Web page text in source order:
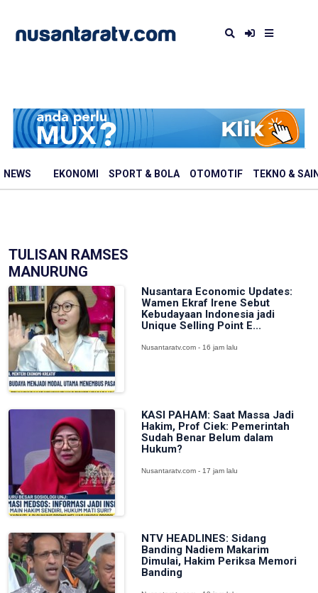
NEWS EKONOMI SPORT & BOLA OTOMOTIF TEKNO &
TULISAN RAMSES
MANURUNG
Nusantara Economic Updates:
Wamen Ekraf Irene Sebut
Kebudayaan Indonesia jadi
Unique Selling Point E...
Nusantaratv.com - 16 jam lalu
KASI PAHAM: Saat Massa Jadi
Hakim, Prof Ciek: Pemerintah
Sudah Benar Belum dalam
Hukum?
Nusantaratv.com - 17 jam lalu
NTV HEADLINES: Sidang
Banding Nadiem Makarim
Dimulai, Hakim Periksa Memori
Banding